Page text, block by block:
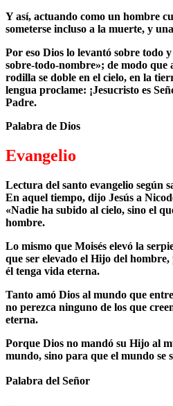
Y así, actuando como un hombre
someterse incluso a la muerte, y
Por eso Dios lo levantó sobre todo
sobre-todo-nombre»; de modo que
rodilla se doble en el cielo, en la
lengua proclame: ¡Jesucristo es
Padre.
Palabra de Dios
Evangelio
Lectura del santo evangelio según
En aquel tiempo, dijo Jesús a
«Nadie ha subido al cielo, sino el
hombre.
Lo mismo que Moisés elevó la
que ser elevado el Hijo del
él tenga vida eterna.
Tanto amó Dios al mundo que
no perezca ninguno de los que
eterna.
Porque Dios no mandó su Hijo al
mundo, sino para que el mundo se
Palabra del Señor